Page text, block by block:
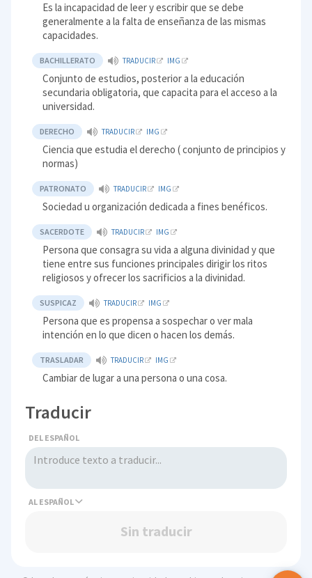
Es la incapacidad de leer y escribir que se debe
generalmente a la falta de enseñanza de las mismas
capacidades.
BACHILLERATO TRADUCIR IMG
Conjunto de estudios, posterior a la educación
secundaria obligatoria, que capacita para el acceso a la
universidad.
DERECHO TRADUCIR IMG
Ciencia que estudia el derecho ( conjunto de principios y
normas)
PATRONATO TRADUCIR IMG
Sociedad u organización dedicada a fines benéficos.
SACERDOTE TRADUCIR IMG
Persona que consagra su vida a alguna divinidad y que
tiene entre sus funciones principales dirigir los ritos
religiosos y ofrecer los sacrificios a la divinidad.
SUSPICAZ TRADUCIR IMG
Persona que es propensa a sospechar o ver mala
intención en lo que dicen o hacen los demás.
TRASLADAR TRADUCIR IMG
Cambiar de lugar a una persona o una cosa.
Traducir
DEL ESPAÑOL
AL
Sin traducir